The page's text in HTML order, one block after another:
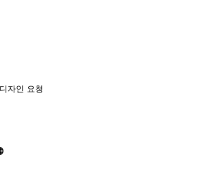
디자인 요청